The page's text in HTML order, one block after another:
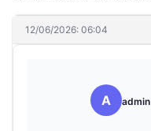
12/06/2026: 06:04
A admin